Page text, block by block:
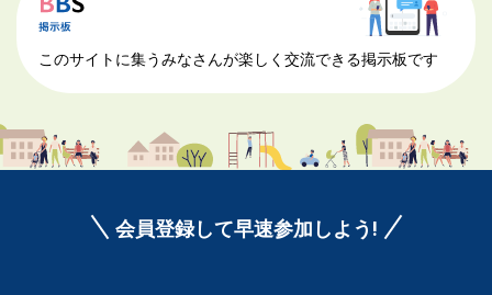
このサイトに集うみなさんが楽しく交流できる掲示板です
会員登録して早速参加しよう!